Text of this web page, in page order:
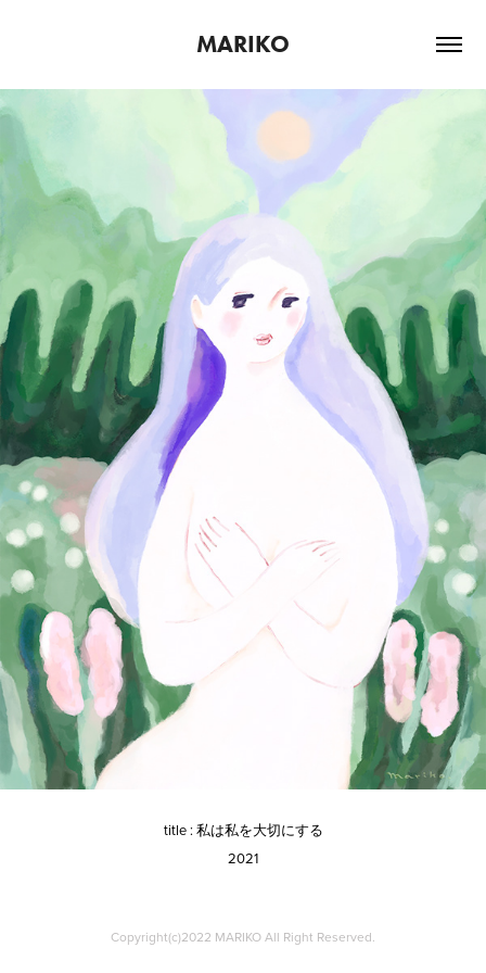
MARIKO
title : 私は私を大切にする
2021
Copyright(c)2022 MARIKO All Right Reserved.